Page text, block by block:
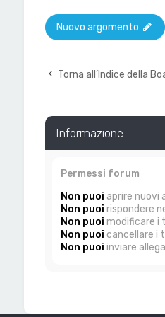
Nuovo argomento
Torna all’Indice della
Informazione
Permessi forum
Non puoi aprire nuovi
Non puoi rispondere
Non puoi modificare i
Non puoi cancellare i
Non puoi inviare